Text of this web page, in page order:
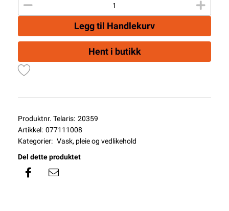
Legg til Handlekurv
Hent i butikk
Produktnr. Telaris: 20359
Artikkel: 077111008
Kategorier: Vask, pleie og vedlikehold
Del dette produktet